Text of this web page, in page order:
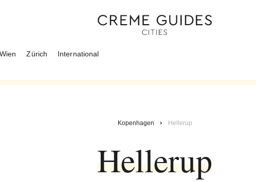
Wien Zürich International
Kopenhagen Hellerup
Hellerup